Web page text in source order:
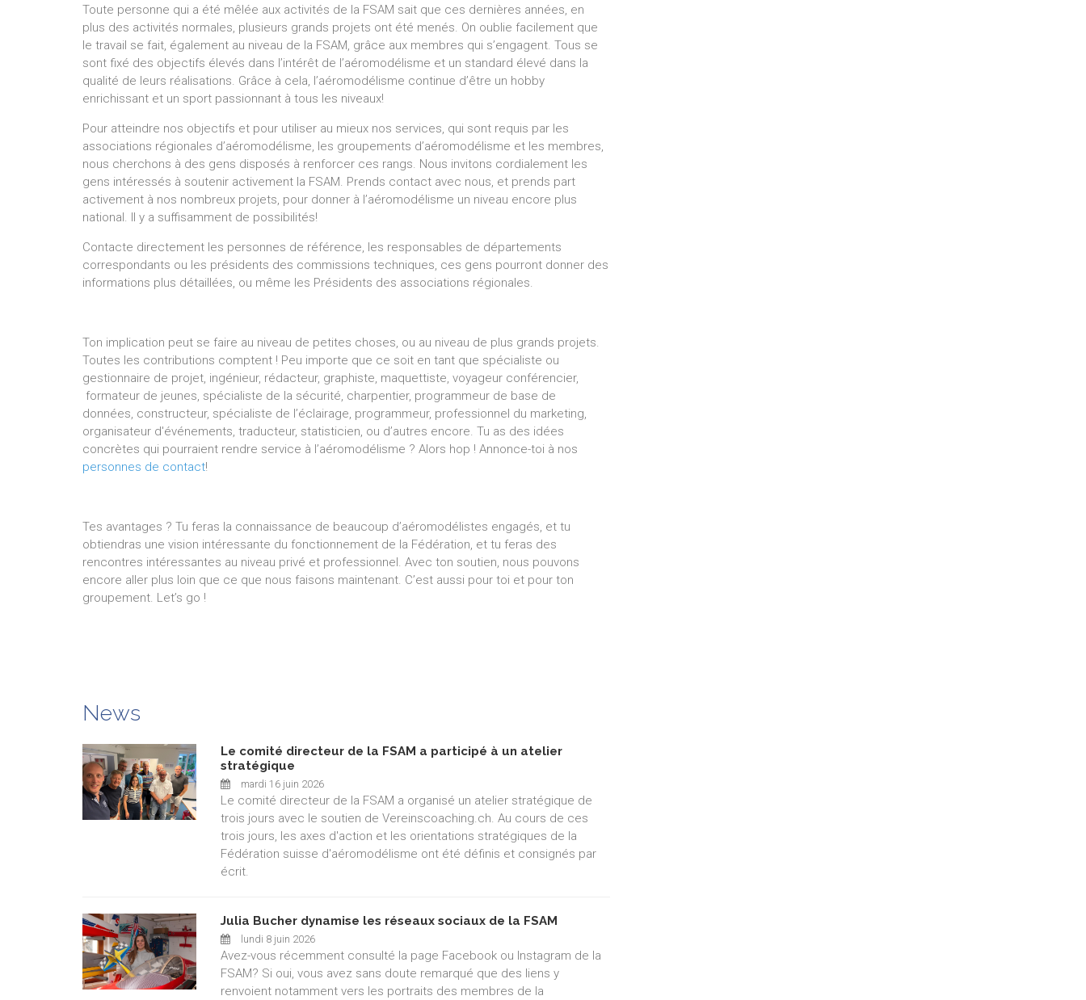
Toute personne qui a été mêlée aux activités de la FSAM sait que ces dernières années, en
plus des activités normales, plusieurs grands projets ont été menés. On oublie facilement que
le travail se fait, également au niveau de la FSAM, grâce aux membres qui s’engagent. Tous se
sont fixé des objectifs élevés dans l’intérêt de l’aéromodélisme et un standard élevé dans la
qualité de leurs réalisations. Grâce à cela, l’aéromodélisme continue d’être un hobby
enrichissant et un sport passionnant à tous les niveaux!
Pour atteindre nos objectifs et pour utiliser au mieux nos services, qui sont requis par les
associations régionales d’aéromodélisme, les groupements d’aéromodélisme et les membres,
nous cherchons à des gens disposés à renforcer ces rangs. Nous invitons cordialement les
gens intéressés à soutenir activement la FSAM. Prends contact avec nous, et prends part
activement à nos nombreux projets, pour donner à l’aéromodélisme un niveau encore plus
national. Il y a suffisamment de possibilités!
Contacte directement les personnes de référence, les responsables de départements
correspondants ou les présidents des commissions techniques, ces gens pourront donner des
informations plus détaillées, ou même les Présidents des associations régionales.
Ton implication peut se faire au niveau de petites choses, ou au niveau de plus grands projets.
Toutes les contributions comptent ! Peu importe que ce soit en tant que spécialiste ou
gestionnaire de projet, ingénieur, rédacteur, graphiste, maquettiste, voyageur conférencier,
formateur de jeunes, spécialiste de la sécurité, charpentier, programmeur de base de
données, constructeur, spécialiste de l’éclairage, programmeur, professionnel du marketing,
organisateur d'événements, traducteur, statisticien, ou d’autres encore. Tu as des idées
concrètes qui pourraient rendre service à l’aéromodélisme ? Alors hop ! Annonce-toi à nos
personnes de contact!
Tes avantages ? Tu feras la connaissance de beaucoup d’aéromodélistes engagés, et tu
obtiendras une vision intéressante du fonctionnement de la Fédération, et tu feras des
rencontres intéressantes au niveau privé et professionnel. Avec ton soutien, nous pouvons
encore aller plus loin que ce que nous faisons maintenant. C’est aussi pour toi et pour ton
groupement. Let’s go !
News
Le comité directeur de la FSAM a participé à un atelier
stratégique
mardi 16 juin 2026
Le comité directeur de la FSAM a organisé un atelier stratégique de
trois jours avec le soutien de Vereinscoaching.ch. Au cours de ces
trois jours, les axes d'action et les orientations stratégiques de la
Fédération suisse d'aéromodélisme ont été définis et consignés par
écrit.
Julia Bucher dynamise les réseaux sociaux de la FSAM
lundi 8 juin 2026
Avez-vous récemment consulté la page Facebook ou Instagram de la
FSAM? Si oui, vous avez sans doute remarqué que des liens y
renvoient notamment vers les portraits des membres de la